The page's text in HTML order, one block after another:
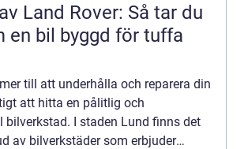
Land Rover: Så tar du
en bil byggd för tuffa
till att underhålla och reparera din
att hitta en pålitlig och
bilverkstad. I staden Lund finns det
av bilverkstäder som erbjuder